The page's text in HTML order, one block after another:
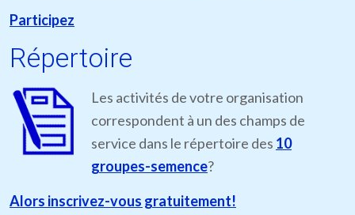
Participez
Répertoire
Les activités de votre organisation
correspondent à un des champs de
service dans le répertoire des 10
groupes-semence?
Alors inscrivez-vous gratuitement!